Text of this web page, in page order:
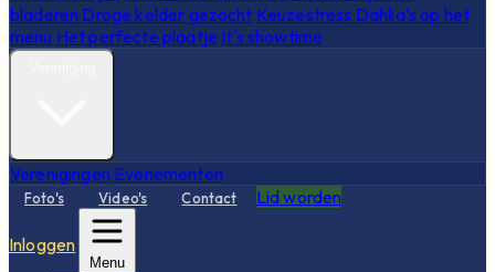
bladeren Droge kelder gezocht Keuzestress Dahlia's op het
menu Het perfecte plaatje It's showtime
Verenigingen Evenementen
Foto's Video's Contact Lid worden
Inloggen
Menu